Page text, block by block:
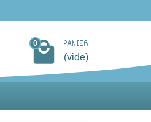
PANIER
(vide)
0